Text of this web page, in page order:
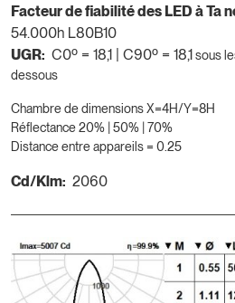
Facteur de fiabilité des LED à Ta
54.000h L80B10
UGR: C0º = 18,1 | C90º = 18,1sous
dessous
Chambre de dimensions X=4H/Y=8H
Réflectance 20% | 50% | 70%
Distance entre appareils = 0.25
Cd/Klm: 2060